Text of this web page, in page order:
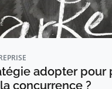
adopter pour
concurrence ?